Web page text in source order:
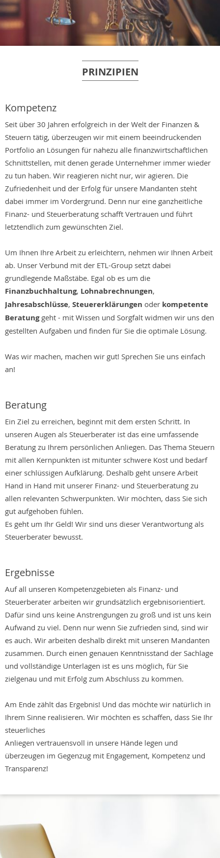
PRINZIPIEN
Kompetenz
Seit über 30 Jahren erfolgreich in der Welt der Finanzen &
Steuern tätig, überzeugen wir mit einem beeindruckenden
Portfolio an Lösungen für nahezu alle finanzwirtschaftlichen
Schnittstellen, mit denen gerade Unternehmer immer wieder
zu tun haben. Wir reagieren nicht nur, wir agieren. Die
Zufriedenheit und der Erfolg für unsere Mandanten steht
dabei immer im Vordergrund. Denn nur eine ganzheitliche
Finanz- und Steuerberatung schafft Vertrauen und führt
letztendlich zum gewünschten Ziel.
Um Ihnen Ihre Arbeit zu erleichtern, nehmen wir Ihnen Arbeit
ab. Unser Verbund mit der ETL-Group setzt dabei
grundlegende Maßstäbe. Egal ob es um die
Finanzbuchhaltung, Lohnabrechnungen,
Jahresabschlüsse, Steuererklärungen oder kompetente
Beratunggeht - mit Wissen und Sorgfalt widmen wir uns den
gestellten Aufgaben und finden für Sie die optimale Lösung.
Was wir machen, machen wir gut! Sprechen Sie uns einfach
an!
Beratung
Ein Ziel zu erreichen, beginnt mit dem ersten Schritt. In
unseren Augen als Steuerberater ist das eine umfassende
Beratung zu Ihrem persönlichen Anliegen. Das Thema Steuern
mit allen Kernpunkten ist mitunter schwere Kost und bedarf
einer schlüssigen Aufklärung. Deshalb geht unsere Arbeit
Hand in Hand mit unserer Finanz- und Steuerberatung zu
allen relevanten Schwerpunkten. Wir möchten, dass Sie sich
gut aufgehoben fühlen.
Es geht um Ihr Geld! Wir sind uns dieser Verantwortung als
Steuerberater bewusst.
Ergebnisse
Auf all unseren Kompetenzgebieten als Finanz- und
Steuerberater arbeiten wir grundsätzlich ergebnisorientiert.
Dafür sind uns keine Anstrengungen zu groß und ist uns kein
Aufwand zu viel. Denn nur wenn Sie zufrieden sind, sind wir
es auch. Wir arbeiten deshalb direkt mit unseren Mandanten
zusammen. Durch einen genauen Kenntnisstand der Sachlage
und vollständige Unterlagen ist es uns möglich, für Sie
zielgenau und mit Erfolg zum Abschluss zu kommen.
Am Ende zählt das Ergebnis! Und das möchte wir natürlich in
Ihrem Sinne realisieren. Wir möchten es schaffen, dass Sie Ihr
steuerliches
Anliegen vertrauensvoll in unsere Hände legen und
überzeugen im Gegenzug mit Engagement, Kompetenz und
Transparenz!